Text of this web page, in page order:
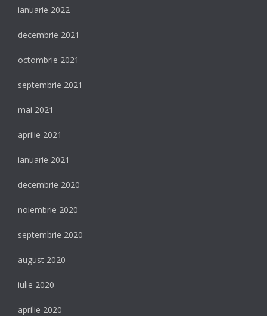
ianuarie 2022
decembrie 2021
octombrie 2021
septembrie 2021
mai 2021
aprilie 2021
ianuarie 2021
decembrie 2020
noiembrie 2020
septembrie 2020
august 2020
iulie 2020
aprilie 2020